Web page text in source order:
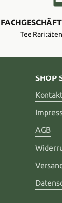
Tee
SHOP
Kontakt
AGB